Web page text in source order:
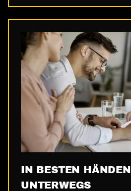
IN BESTEN HÄNDEN
UNTERWEGS